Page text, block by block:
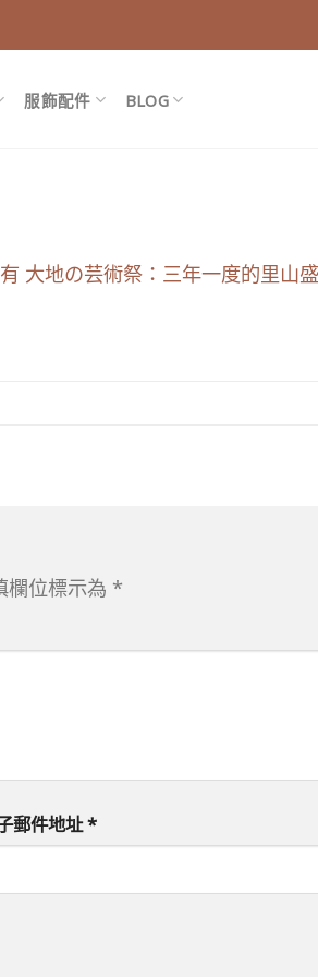
服飾配件 BLOG
大地の芸術祭：三年一度的里山
欄位標示為 *
郵件地址*